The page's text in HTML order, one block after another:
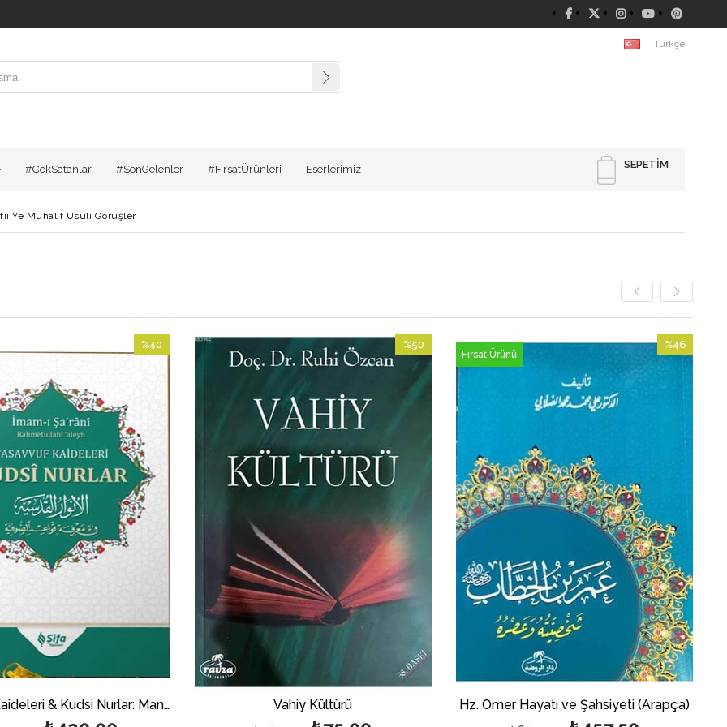
Türkçe
SEPETIM
#ÇokSatanlar #SonGelenler #FırsatÜrünleri Eserlerimiz
Muhalif Usüli Görüşler
Tasavvuf Kaideleri & Kudsi Nurlar: Maneviyat Yolculuğunuz İçin Kılavuz
%40
Vahiy Kültürü
%50
İndirim
%50İndirim
Hz. Ömer Hayatı ve Şahsiyeti (Arapça)
%46
İndirim
Fırsat Ürünü